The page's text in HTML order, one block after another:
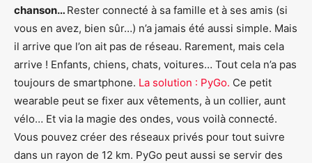
chanson… Rester connecté à sa famille et à ses amis (si
vous en avez, bien sûr…) n’a jamais été aussi simple. Mais
il arrive que l’on ait pas de réseau. Rarement, mais cela
arrive ! Enfants, chiens, chats, voitures… Tout cela n’a pas
toujours de smartphone. La solution : PyGo. Ce petit
wearable peut se fixer aux vêtements, à un collier, aunt
vélo… Et via la magie des ondes, vous voilà connecté.
Vous pouvez créer des réseaux privés pour tout suivre
dans un rayon de 12 km. PyGo peut aussi se servir des